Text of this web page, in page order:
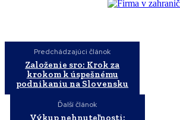
Predchádzajúci článok
Založenie sro: Krok za
krokom k úspešnému
podnikaniu na Slovensku
Ďalší článok
Výkup nehnuteľnosti: